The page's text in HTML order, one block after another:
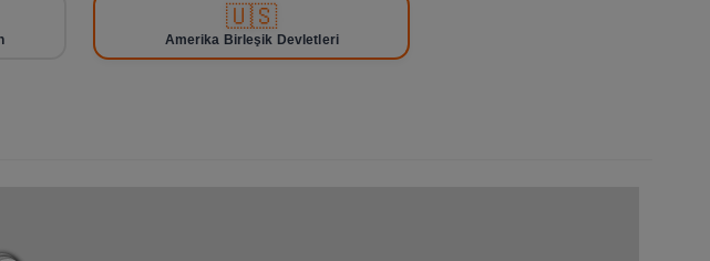
🇺🇸
Amerika Birleşik Devletleri